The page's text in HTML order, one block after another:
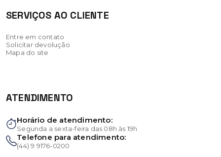
SERVIÇOS AO CLIENTE
Entre em contato
Solicitar devolução
Mapa do site
ATENDIMENTO
Horário de atendimento:
Segunda a sexta-feira das 08h às 19h
Telefone para atendimento:
(44) 9 9176-0200